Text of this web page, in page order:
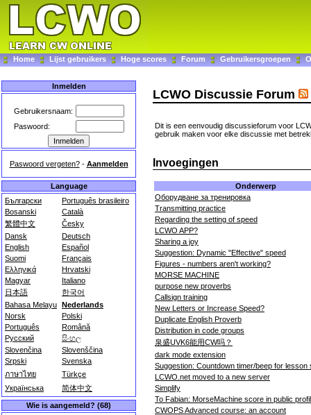
Home Lijst gebruikers Hoge scores Forum Gebruikersgroepen
Inmelden
Gebruikersnaam:
Paswoord:
Paswoord vergeten?- Aanmelden
Language
Български
Português brasileiro
Bosanski
Català
繁體中文
Česky
Dansk
Deutsch
English
Español
Suomi
Français
Ελληνικά
Hrvatski
Magyar
Italiano
日本語
한국어
Bahasa Melayu Nederlands
Norsk
Polski
Português
Română
Русский
සිංහල
Slovenčina
Slovenščina
Srpski
Svenska
ภาษาไทย
Türkçe
Українська
简体中文
Wie is aangemeld? (68)
LCWO Discussie Forum
Dit is een eenvoudig discussieforum voor
gebruik maken voor elke discussie met
Invoegingen
Onderwerp
Оборудване за тренировка
Transmitting practice
Regarding the setting of speed
LCWO APP?
Sharing a joy
Suggestion: Dynamic "Effective" speed
Figures - numbers aren't working?
MORSE MACHINE
purpose new proverbs
Callsign training
New Letters or Increase Speed?
Duplicate English Proverb
Distribution in code groups
泉盛UVK6能用CW吗？
dark mode extension
Suggestion: Countdown timer/beep for lesson
LCWO.net moved to a new server
Simplify
To Fabian: MorseMachine score in public
CWOPS Advanced course: an account